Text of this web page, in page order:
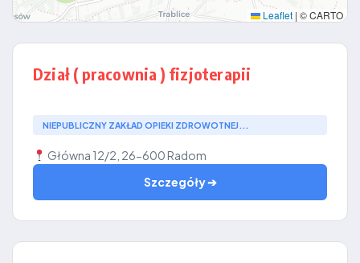
Leaflet | © CARTO
Dział ( pracownia ) fizjoterapii
NIEPUBLICZNY ZAKŁAD OPIEKI ZDROWOTNEJ...
Główna 12/2, 26-600 Radom
Szczegóły ➔